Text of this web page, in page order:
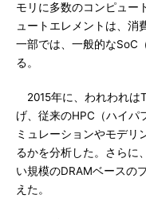
モリに多数のコンピュー
ュートエレメントは、消
一部では、一般的なSoC
る。
2015年に、われわれは
げ、従来のHPC（ハイパ
ミュレーションやモデリ
るかを分析した。さらに
い規模のDRAMベースの
えた。